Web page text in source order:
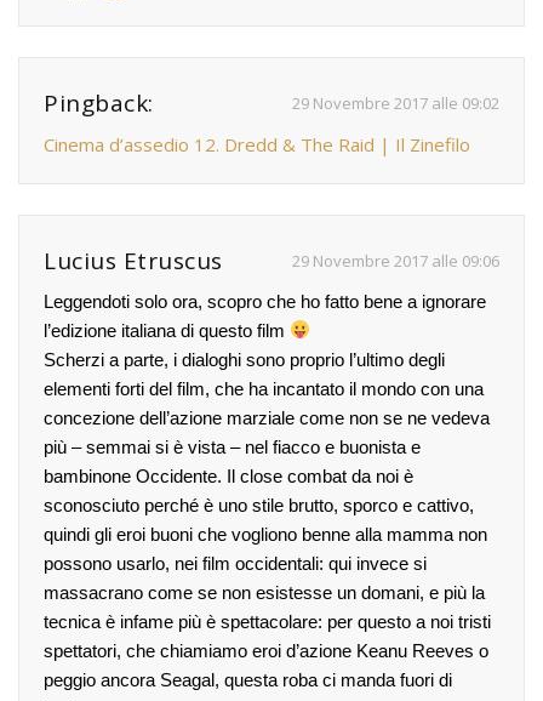
Pingback: 29 Novembre 2017 alle 09:02
Cinema d’assedio 12. Dredd & The Raid | Il Zinefilo
Lucius Etruscus 29 Novembre 2017 alle 09:06
Leggendoti solo ora, scopro che ho fatto bene a ignorare
l’edizione italiana di questo film
Scherzi a parte, i dialoghi sono proprio l’ultimo degli
elementi forti del film, che ha incantato il mondo con una
concezione dell’azione marziale come non se ne vedeva
più – semmai si è vista – nel fiacco e buonista e
bambinone Occidente. Il close combat da noi è
sconosciuto perché è uno stile brutto, sporco e cattivo,
quindi gli eroi buoni che vogliono benne alla mamma non
possono usarlo, nei film occidentali: qui invece si
massacrano come se non esistesse un domani, e più la
tecnica è infame più è spettacolare: per questo a noi tristi
spettatori, che chiamiamo eroi d’azione Keanu Reeves o
peggio ancora Seagal, questa roba ci manda fuori di